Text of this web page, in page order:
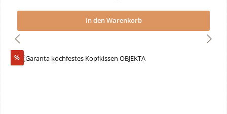
In den Warenkorb
%Rabatt